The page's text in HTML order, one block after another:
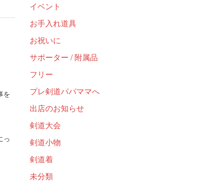
を
っ
イベント
お手入れ道具
お祝いに
サポーター / 附属品
フリー
プレ剣道パパママへ
出店のお知らせ
剣道大会
剣道小物
剣道着
未分類